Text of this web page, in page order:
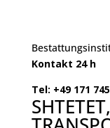
Kontakt 24 h
Tel: +49 171